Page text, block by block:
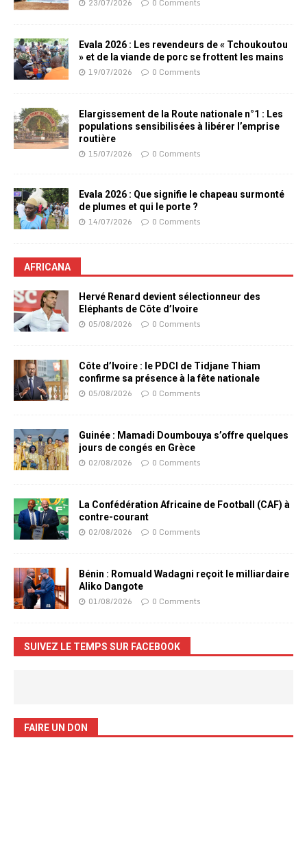
23/07/2026 0 Comments
Evala 2026 : Les revendeurs de « Tchoukoutou
» et de la viande de porc se frottent les mains
19/07/2026 0 Comments
Elargissement de la Route nationale n°1 : Les
populations sensibilisées à libérer l’emprise
routière
15/07/2026 0 Comments
Evala 2026 : Que signifie le chapeau surmonté
de plumes et qui le porte ?
14/07/2026 0 Comments
AFRICANA
Hervé Renard devient sélectionneur des
Eléphants de Côte d’Ivoire
05/08/2026 0 Comments
Côte d’Ivoire : le PDCI de Tidjane Thiam
confirme sa présence à la fête nationale
05/08/2026 0 Comments
Guinée : Mamadi Doumbouya s’offre quelques
jours de congés en Grèce
02/08/2026 0 Comments
La Confédération Africaine de Football (CAF) à
contre-courant
02/08/2026 0 Comments
Bénin : Romuald Wadagni reçoit le milliardaire
Aliko Dangote
01/08/2026 0 Comments
SUIVEZ LE TEMPS SUR FACEBOOK
FAIRE UN DON